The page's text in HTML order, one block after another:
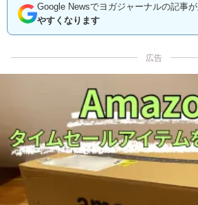
Google Newsでヨガジャーナルの記事が
やすくなります
広告